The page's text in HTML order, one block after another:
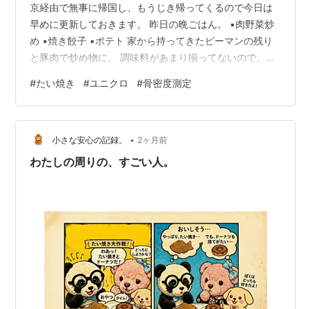
京経由で無事に帰国し、もうじき帰ってくるので今日は
早めに更新しておきます。 昨日の晩ごはん。 ▪️肉野菜炒
め ▪️焼き餃子 ▪️ポテト 家から持ってきたピーマンの残り
と豚肉で炒め物に。 調味料があまり揃ってないので、塩
した。 餃子は出来合いの焼くだけ餃子、ポテトはレンチ
ン。 自炊といっても、やり方次第で手間はかけずともな
んとかなるものです。 食後の甘いもの。 叔父が買ってき
てくれたたい焼き。 薄皮というのか、隅々まであんこが
ぎっしり詰まってました。 美味しくいただきました。 食
#たい焼き #ユニクロ #骨密度測定
小さな安心の記録。 • 2ヶ月前
わたしの周りの、すごい人。